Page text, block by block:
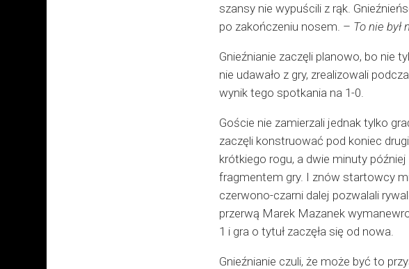
szansy nie wypuścili z rąk.
po zakończeniu nosem. – To nie był
Gnieźnianie zaczęli planowo, bo nie
nie udawało z gry, zrealizowali
wynik tego spotkania na 1-0.
Goście nie zamierzali jednak tylko
zaczęli konstruować pod koniec
krótkiego rogu, a dwie minuty
fragmentem gry. I znów startowcy
czerwono-czarni dalej pozwalali
przerwą Marek Mazanek
1 i gra o tytuł zaczęła się od nowa.
Gnieźnianie czuli, że może być to